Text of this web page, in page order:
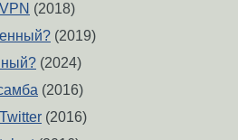
(2018)
(2019)
(2024)
(2016)
(2016)